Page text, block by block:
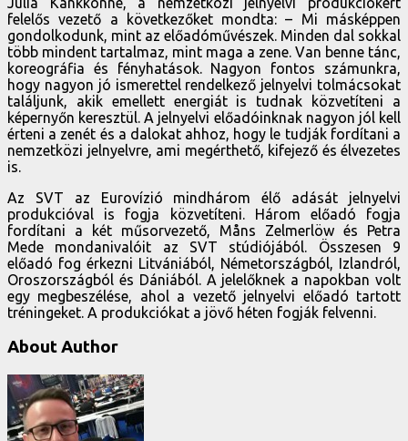
felelős vezető a következőket mondta: – Mi másképpen
gondolkodunk, mint az előadóművészek. Minden dal sokkal
több mindent tartalmaz, mint maga a zene. Van benne tánc,
koreográfia és fényhatások. Nagyon fontos számunkra,
hogy nagyon jó ismerettel rendelkező jelnyelvi tolmácsokat
találjunk, akik emellett energiát is tudnak közvetíteni a
képernyőn keresztül. A jelnyelvi előadóinknak nagyon jól kell
érteni a zenét és a dalokat ahhoz, hogy le tudják fordítani a
nemzetközi jelnyelvre, ami megérthető, kifejező és élvezetes
is.
Az SVT az Eurovízió mindhárom élő adását jelnyelvi
produkcióval is fogja közvetíteni. Három előadó fogja
fordítani a két műsorvezető, Måns Zelmerlöw és Petra
Mede mondanivalóit az SVT stúdiójából. Összesen 9
előadó fog érkezni Litvániából, Németországból, Izlandról,
Oroszországból és Dániából. A jelelőknek a napokban volt
egy megbeszélése, ahol a vezető jelnyelvi előadó tartott
tréningeket. A produkciókat a jövő héten fogják felvenni.
About Author